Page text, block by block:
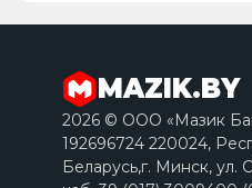
MAZIK.BY
2026 © ООО «Мазик
192696724 220024,
Беларусь,г. Минск, ул.